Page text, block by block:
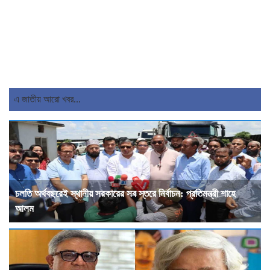
এ জাতীয় আরো খবর...
চলতি অর্থবছরেই স্থানীয় সরকারের সব স্তরে নির্বাচন: প্রতিমন্ত্রী শাহে
আলম